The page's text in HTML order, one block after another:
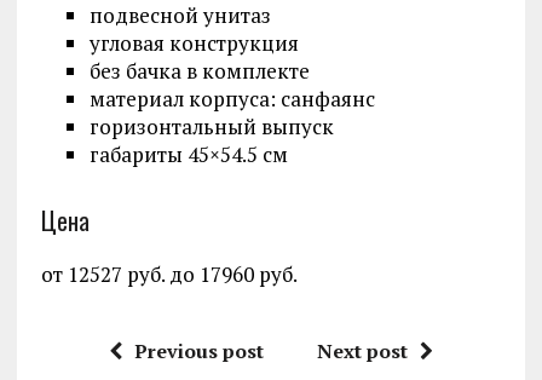
подвесной унитаз
угловая конструкция
без бачка в комплекте
материал корпуса: санфаянс
горизонтальный выпуск
габариты 45×54.5 см
Цена
от 12527 руб. до 17960 руб.
Previous post Next post